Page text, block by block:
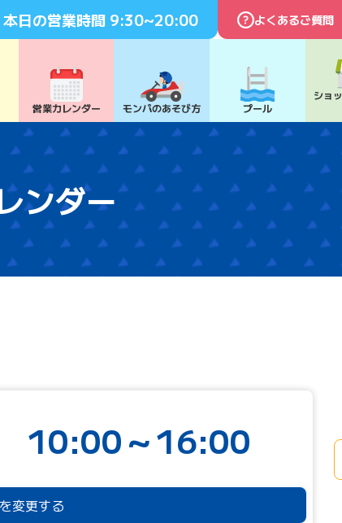
本日の営業時間 9:30~20:00 よくあるご質問
営業カレンダー モンパのあそび方 プール
ショ
ンダー
10:00～16:00
変更する